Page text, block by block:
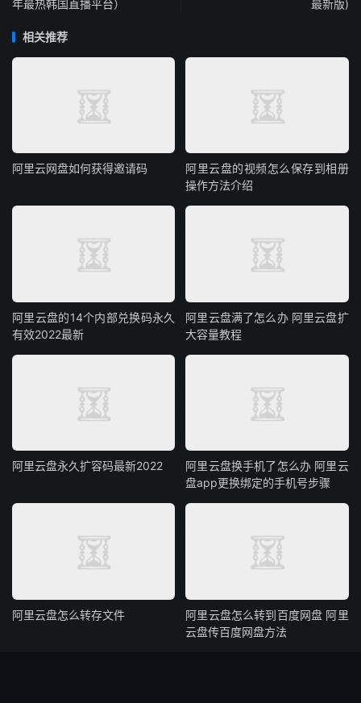
年最热韩国直播平台）
最新版)
相关推荐
阿里云网盘如何获得邀请码
阿里云盘的视频怎么保存到相册
操作方法介绍
阿里云盘的14个内部兑换码永久
有效2022最新
阿里云盘满了怎么办 阿里云盘扩
大容量教程
阿里云盘永久扩容码最新2022
阿里云盘换手机了怎么办 阿里云
盘app更换绑定的手机号步骤
阿里云盘怎么转存文件
阿里云盘怎么转到百度网盘 阿里
云盘传百度网盘方法